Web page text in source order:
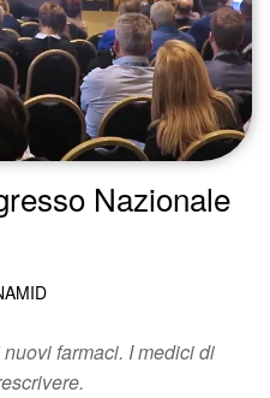
Nazionale
farmaci. I medici di